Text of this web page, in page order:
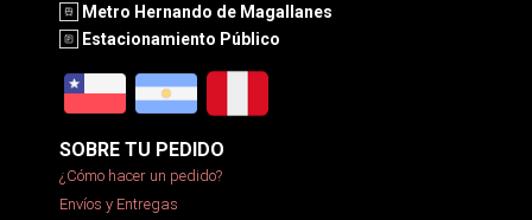
Metro Hernando de Magallanes
Estacionamiento Público
SOBRE TU PEDIDO
¿Cómo hacer un pedido?
Envíos y Entregas